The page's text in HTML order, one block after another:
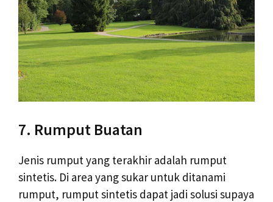
7. Rumput Buatan
Jenis rumput yang terakhir adalah rumput
sintetis. Di area yang sukar untuk ditanami
rumput, rumput sintetis dapat jadi solusi supaya